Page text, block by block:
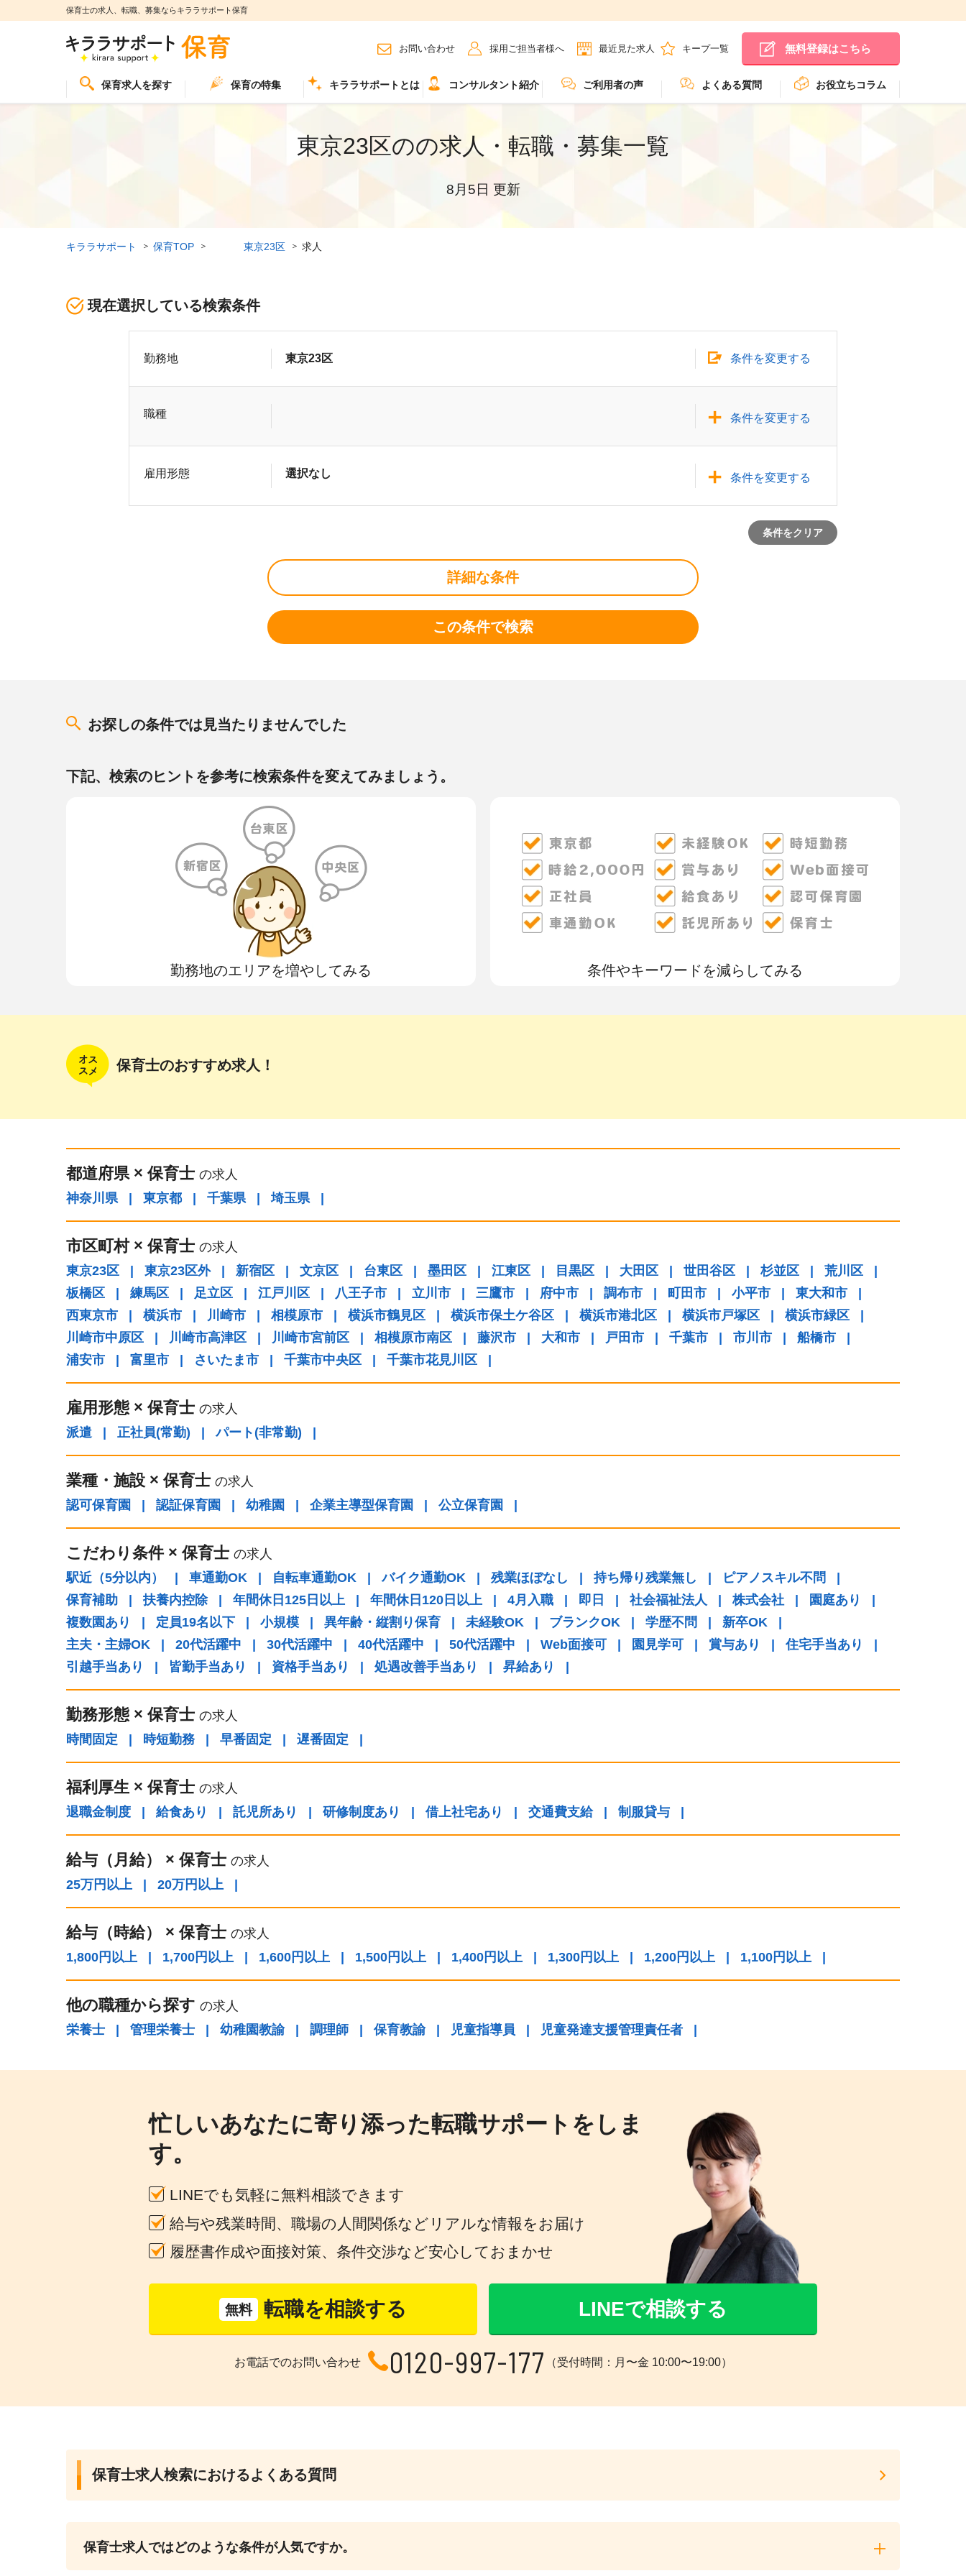
保育士の求人、転職、募集ならキララサポート保育
お問い合わせ 採用ご担当者様へ 最近見た求人 キープ一覧 無料登録はこちら
保育求人を探す 保育の特集 キララサポートとは コンサルタント紹介 ご利用者の声 よくある質問 お役立ちコラム
東京23区のの求人・転職・募集一覧
8月5日 更新
キララサポート 保育TOP 東京23区 求人
現在選択している検索条件
勤務地 東京23区 条件を変更する
職種 条件を変更する
雇用形態 選択なし 条件を変更する
条件をクリア
詳細な条件
この条件で検索
お探しの条件では見当たりませんでした
下記、検索のヒントを参考に検索条件を変えてみましょう。
勤務地のエリアを増やしてみる 条件やキーワードを減らしてみる
保育士のおすすめ求人！
都道府県 × 保育士 の求人
神奈川県
| 東京都 | 千葉県 | 埼玉県 |
市区町村 × 保育士 の求人
東京23区
| 東京23区外 | 新宿区 | 文京区 | 台東区 | 墨田区 | 江東区 | 目黒区 | 大田区 | 世田谷区 | 杉並区 | 荒川区
|
板橋区
| 練馬区 | 足立区 | 江戸川区 | 八王子市 | 立川市 | 三鷹市 | 府中市 | 調布市 | 町田市 | 小平市 | 東大和市
|
西東京市
| 横浜市 | 川崎市 | 相模原市 | 横浜市鶴見区 | 横浜市保土ケ谷区 | 横浜市港北区 | 横浜市戸塚区 | 横浜市緑区
|
川崎市中原区
| 川崎市高津区 | 川崎市宮前区 | 相模原市南区 | 藤沢市 | 大和市 | 戸田市 | 千葉市 | 市川市 | 船橋市
|
浦安市
| 富里市 | さいたま市 | 千葉市中央区 | 千葉市花見川区 |
雇用形態 × 保育士 の求人
派遣
| 正社員(常勤) | パート(非常勤) |
業種・施設 × 保育士 の求人
認可保育園
| 認証保育園 | 幼稚園 | 企業主導型保育園 | 公立保育園 |
こだわり条件 × 保育士 の求人
駅近（5分以内）
| 車通勤OK | 自転車通勤OK | バイク通勤OK | 残業ほぼなし | 持ち帰り残業無し | ピアノスキル不問
|
保育補助
| 扶養内控除 | 年間休日125日以上 | 年間休日120日以上 | 4月入職 | 即日 | 社会福祉法人 | 株式会社 | 園庭あり
|
複数園あり
| 定員19名以下 | 小規模 | 異年齢・縦割り保育 | 未経験OK | ブランクOK | 学歴不問 | 新卒OK
|
主夫・主婦OK
| 20代活躍中 | 30代活躍中 | 40代活躍中 | 50代活躍中 | Web面接可 | 園見学可 | 賞与あり | 住宅手当あり
|
引越手当あり
| 皆勤手当あり | 資格手当あり | 処遇改善手当あり | 昇給あり |
勤務形態 × 保育士 の求人
時間固定
| 時短勤務 | 早番固定 | 遅番固定 |
福利厚生 × 保育士 の求人
退職金制度
| 給食あり | 託児所あり | 研修制度あり | 借上社宅あり | 交通費支給 | 制服貸与 |
給与（⽉給） × 保育士 の求人
25万円以上
| 20万円以上 |
給与（時給） × 保育士 の求人
1,800円以上
| 1,700円以上 | 1,600円以上 | 1,500円以上 | 1,400円以上 | 1,300円以上 | 1,200円以上 | 1,100円以上 |
他の職種から探す の求人
栄養士
| 管理栄養士 | 幼稚園教諭 | 調理師 | 保育教諭 | 児童指導員 | 児童発達支援管理責任者 |
忙しいあなたに寄り添った転職サポートをしま
す。
LINEでも気軽に無料相談できます
給与や残業時間、職場の人間関係などリアルな情報をお届け
履歴書作成や面接対策、条件交渉など安心しておまかせ
無料 転職を相談する LINEで相談する
お電話でのお問い合わせ 0120-997-177 （受付時間：月〜金 10:00〜19:00）
保育士求人検索におけるよくある質問
保育士求人ではどのような条件が人気ですか。